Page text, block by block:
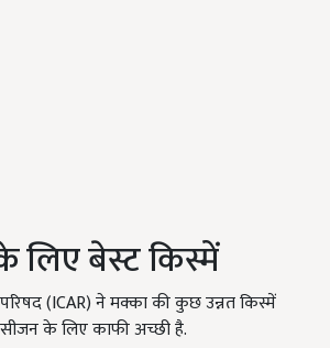
लिए बेस्ट किस्में
(ICAR) ने मक्‍का की कुछ उन्नत किस्में
के लिए काफी अच्छी है.